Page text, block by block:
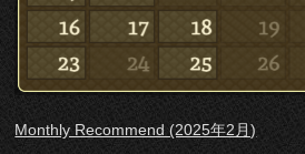
Monthly Recommend (2025年2月)